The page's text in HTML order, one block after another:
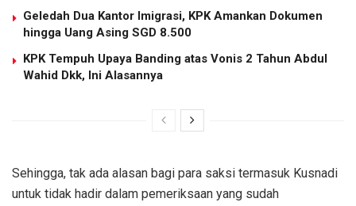
Geledah Dua Kantor Imigrasi, KPK Amankan Dokumen
hingga Uang Asing SGD 8.500
KPK Tempuh Upaya Banding atas Vonis 2 Tahun Abdul
Wahid Dkk, Ini Alasannya
Sehingga, tak ada alasan bagi para saksi termasuk Kusnadi
untuk tidak hadir dalam pemeriksaan yang sudah